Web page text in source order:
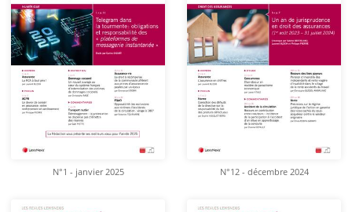
N°1 - janvier 2025 N°12 - décembre 2024